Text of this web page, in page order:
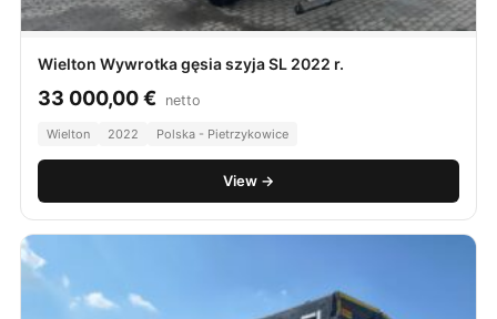
Wielton Wywrotka gęsia szyja SL 2022 r.
33 000,00€ netto
Wielton 2022 Polska - Pietrzykowice
View →